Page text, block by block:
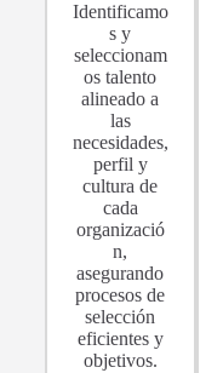
Identificamo
s y
seleccionam
os talento
alineado a
las
necesidades,
perfil y
cultura de
cada
organizació
n,
asegurando
procesos de
selección
eficientes y
objetivos.